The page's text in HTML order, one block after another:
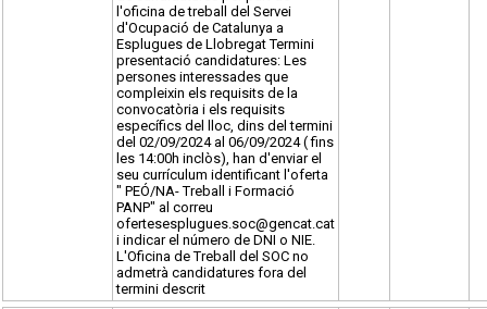
l'oficina de treball del Servei
d'Ocupació de Catalunya a
Esplugues de Llobregat Termini
presentació candidatures: Les
persones interessades que
compleixin els requisits de la
convocatòria i els requisits
específics del lloc, dins del termini
del 02/09/2024 al 06/09/2024 ( fins
les 14:00h inclòs), han d'enviar el
seu currículum identificant l'oferta
" PEÓ/NA- Treball i Formació
PANP" al correu
ofertesesplugues.soc@gencat.cat
i indicar el número de DNI o NIE.
L'Oficina de Treball del SOC no
admetrà candidatures fora del
termini descrit